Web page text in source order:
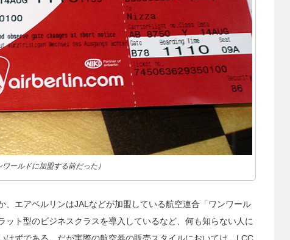
ールドに加盟する前だった）
エアベルリンはJALなどが加盟している航空連合「ワンワール
ット型のビジネスクラスを導入しているなど、何も知らない人に